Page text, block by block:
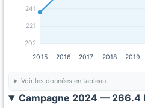
202
221
241
2015 2016 2017 2018 2019
Voir les données en tableau
Campagne 2024 — 266.4